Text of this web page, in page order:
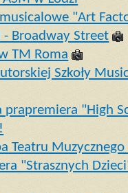
"Art
- Broadway Street
TM Roma
Szkoły
prapremiera "High
Teatru
"Strasznych